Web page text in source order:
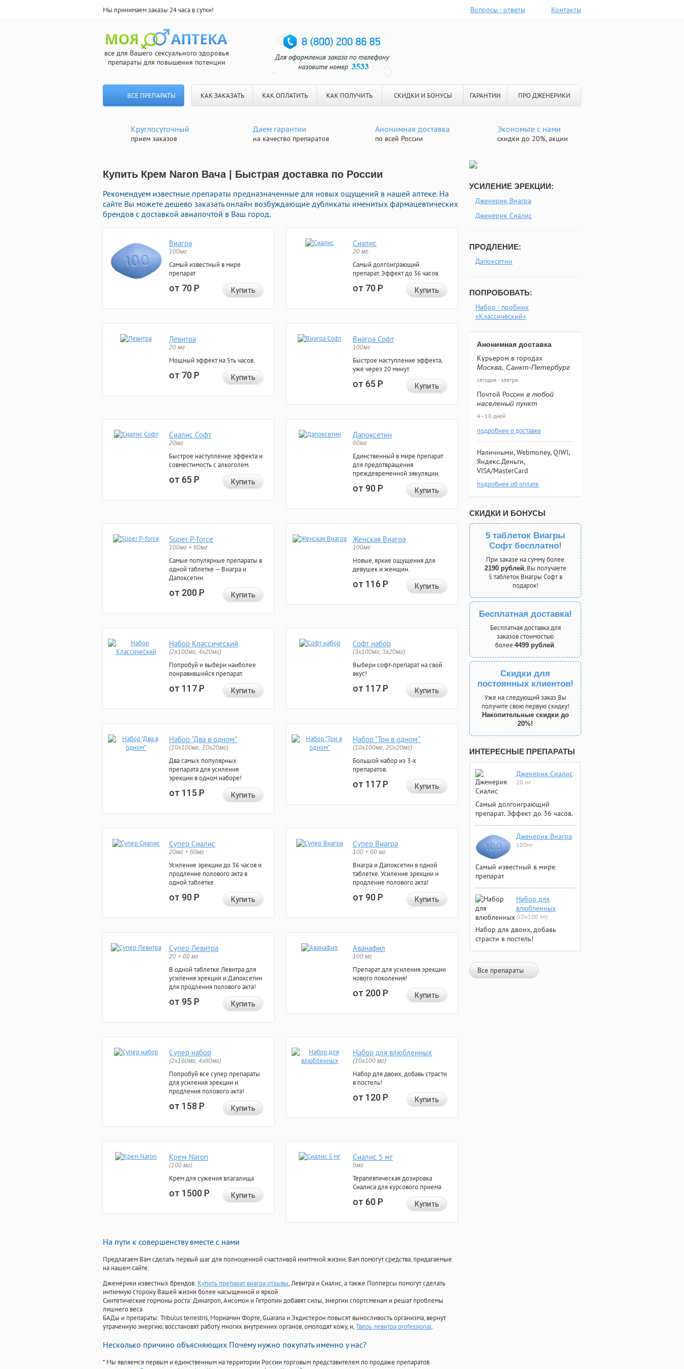
Мы принимаем заказы 24 часа в сутки! Вопросы - ответы Контакты
все для Вашего сексуального здоровья
препараты для повышения потенции
ВСЕ ПРЕПАРАТЫ КАК ЗАКАЗАТЬ КАК ОПЛАТИТЬ КАК ПОЛУЧИТЬ СКИДКИ И БОНУСЫ ГАРАНТИИ ПРО ДЖЕНЕРИКИ
Круглосуточный
прием заказов
Даем гарантии
на качество препаратов
Анонимная доставка
по всей России
Экономьте с нами
скидки до 20%, акции
Купить Крем Naron Вача | Быстрая доставка по России
Рекомендуем известные препараты предназначенные для новых ощущений в нашей аптеке. На
сайте Вы можете дешево заказать онлайн возбуждающие дубликаты именитых фармацевтических
брендов с доставкой авиапочтой в Ваш город.
Виагра
100мг
Самый известный в мире
препарат
от 70Р Купить
Сиалис
20 мг
Самый долгоиграющий
препарат. Эффект до 36 часов.
от 70Р Купить
Левитра
20 мг
Мощный эффект на 5ть часов.
от 70Р Купить
Виагра Софт
100мг
Быстрое наступление эффекта,
уже через 20 минут.
от 65Р Купить
Сиалис Софт
20мг
Быстрое наступление эффекта и
совместимость с алкоголем.
от 65Р Купить
Дапоксетин
60мг
Единственный в мире препарат
для предотвращения
преждевременной эякуляции.
от 90Р Купить
Super P-force
100мг + 60мг
Самые популярные препараты в
одной таблетке — Виагра и
Дапоксетин.
от 200Р Купить
Женская Виагра
100мг
Новые, яркие ощущения для
девушек и женщин.
от 116Р Купить
Набор Классический
(2x100мг, 4x20мг)
Попробуй и выбери наиболее
понравившийся препарат.
от 117Р Купить
Софт набор
(3x100мг, 3x20мг)
Выбери софт-препарат на свой
вкус!
от 117Р Купить
Набор "Два в одном"
(10x100мг, 10x20мг)
Два самых популярных
препарата для усиления
эрекции в одном наборе!
от 115Р Купить
Набор "Три в одном"
(10x100мг, 20x20мг)
Большой набор из 3-х
препаратов.
от 117Р Купить
Супер Сиалис
20мг + 60мг
Усиление эрекции до 36 часов и
продление полового акта в
одной таблетке.
от 90Р Купить
Супер Виагра
100 + 60 мг
Виагра и Дапоксетин в одной
таблетке. Усиление эрекции и
продление полового акта!
от 90Р Купить
Супер Левитра
20 + 60 мг
В одной таблетке Левитра для
усиления эрекции и Дапоксетин
для продления полового акта!
от 95Р Купить
Аванафил
100 мг
Препарат для усиления эрекции
нового поколения!
от 200Р Купить
Супер набор
(2х160мг, 4х80мг)
Попробуй все супер препараты
для усиления эрекции и
продления полового акта!
от 158Р Купить
Набор для влюбленных
(10х100 мг)
Набор для двоих, добавь страсти
в постель!
от 120Р Купить
Крем Naron
(100 мг)
Крем для сужения влагалища
от 1500Р Купить
Сиалис 5 мг
5мг
Терапевтическая дозировка
Сиалиса для курсового приема
от 60Р Купить
На пути к совершенству вместе с нами
Предлагаем Вам сделать первый шаг для полноценной счастливой инитмной жизни. Вам помогут средства, придагаемые
на нашем сайте:
Дженерики известных брендов: Купить препарат виагра отзывы, Левитра и Сиалис, а также Попперсы помогут сделать
интимную сторону Вашей жизни более насыщенной и яркой
Синтетические гормоны роста: Динатроп, Ансомон и Гетропин добавят силы, энергии спортсменам и решат проблемы
лишнего веса
БАДы и препараты:Tribulus terrestris, Мориамин Форте, Guarana и Экдистерон повысят выносливость организма, вернут
утраченную энергию, восстановят работу многих внутренних органов, омолодят кожу, и,Тверь левитра professional.
Несколько причино объясняющих Почему нужно покупать именно у нас?
* Мы являемся первым и единственным на территории России торговым представителем по продаже препаратов
УСИЛЕНИЕ ЭРЕКЦИИ:
Дженерик Виагра
Дженерик Сиалис
ПРОДЛЕНИЕ:
Дапоксетин
ПОПРОБОВАТЬ:
Набор - пробник
«Классический»
Анонимная доставка
Курьером в городах
Москва, Санкт-Петербург
сегодня - завтра
Почтой России в любой
населеный пункт
4 - 10 дней
подробнее о доставке
Наличными, Webmoney, QIWI,
Яндекс.Деньги,
VISA/MasterCard
подробнее об оплате
СКИДКИ И БОНУСЫ
5 таблеток Виагры
Софт бесплатно!
При заказе на сумму более
2190 рублей, Вы получаете
5 таблеток Виагры Софт в
подарок!
Бесплатная доставка!
Бесплатная доставка для
заказов стоимостью
более 4499 рублей.
Скидки для
постоянных клиентов!
Уже на следующий заказ Вы
получите свою первую скидку!
Накопительные скидки до
20%!
ИНТЕРЕСНЫЕ ПРЕПАРАТЫ
Дженерик Сиалис
20 мг
Самый долгоиграющий
препарат. Эффект до 36 часов.
Дженерик Виагра
100мг
Самый известный в мире
препарат
Набор для
влюбленных
(10х100 мг)
Набор для двоих, добавь
страсти в постель!
Все препараты